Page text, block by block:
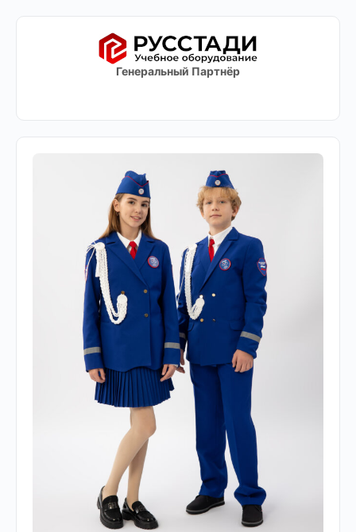
Генеральный Партнёр